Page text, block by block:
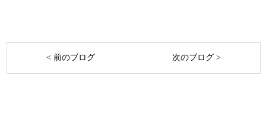
< 前のブログ 次のブログ >